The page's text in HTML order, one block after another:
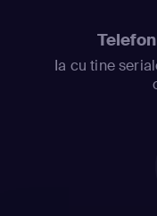
Ia cu tine